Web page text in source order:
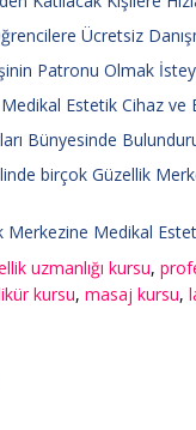
Ücretsiz
Patronu Olmak
Estetik Cihaz ve
Bünyesinde
birçok Güzellik
Medikal
uzmanlığı kursu,
kursu, masaj kursu,